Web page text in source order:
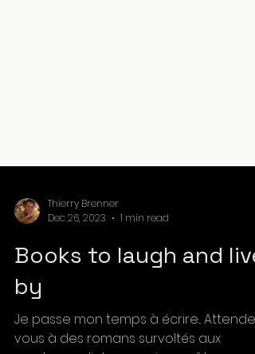
Thierry Brenner
Dec 26, 2023
1 min read
Books to laugh and live
by